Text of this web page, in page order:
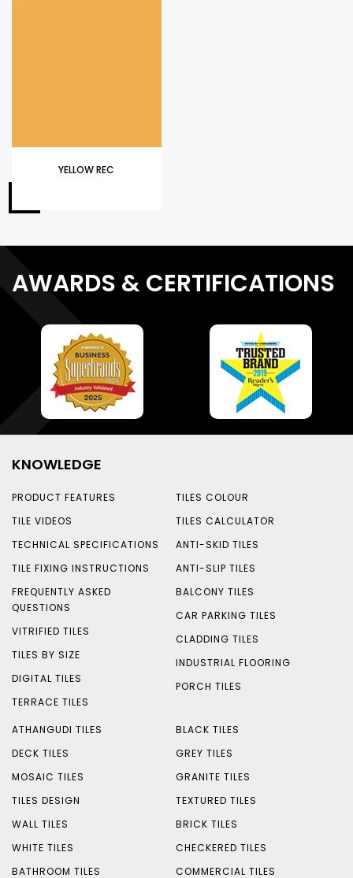
YELLOW REC
AWARDS & CERTIFICATIONS
KNOWLEDGE
PRODUCT FEATURES
TILE VIDEOS
TECHNICAL SPECIFICATIONS
TILE FIXING INSTRUCTIONS
FREQUENTLY ASKED
QUESTIONS
VITRIFIED TILES
TILES BY SIZE
DIGITAL TILES
TERRACE TILES
TILES COLOUR
TILES CALCULATOR
ANTI-SKID TILES
ANTI-SLIP TILES
BALCONY TILES
CAR PARKING TILES
CLADDING TILES
INDUSTRIAL FLOORING
PORCH TILES
ATHANGUDI TILES
DECK TILES
MOSAIC TILES
TILES DESIGN
WALL TILES
WHITE TILES
BATHROOM TILES
BLACK TILES
GREY TILES
GRANITE TILES
TEXTURED TILES
BRICK TILES
CHECKERED TILES
COMMERCIAL TILES